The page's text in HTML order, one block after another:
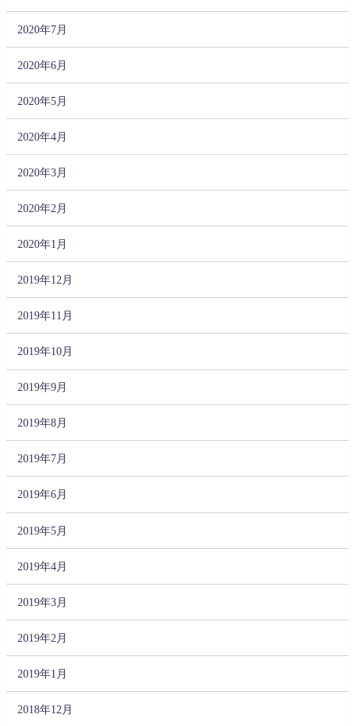
2020年7月
2020年6月
2020年5月
2020年4月
2020年3月
2020年2月
2020年1月
2019年12月
2019年11月
2019年10月
2019年9月
2019年8月
2019年7月
2019年6月
2019年5月
2019年4月
2019年3月
2019年2月
2019年1月
2018年12月